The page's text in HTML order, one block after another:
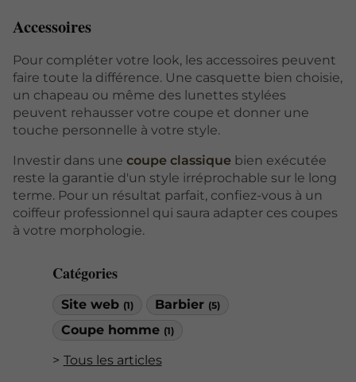
Catégories
Site web (1) Barbier (5)
Coupe homme (1)
Tous les articles
Accessoires
Pour compléter votre look, les accessoires peuvent
faire toute la différence. Une casquette bien choisie,
un chapeau ou même des lunettes stylées
peuvent rehausser votre coupe et donner une
touche personnelle à votre style.
Investir dans une coupe classique bien exécutée
reste la garantie d'un style irréprochable sur le long
terme. Pour un résultat parfait, confiez-vous à un
coiffeur professionnel qui saura adapter ces coupes
à votre morphologie.